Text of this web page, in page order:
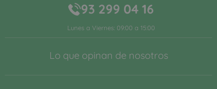
Lo que opinan de nosotros
93 299 04 16
Lunes a Viernes: 09:00 a 15:00